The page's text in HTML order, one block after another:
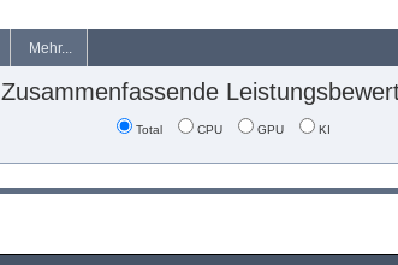
Mehr...
Zusammenfassende
Total CPU GPU KI